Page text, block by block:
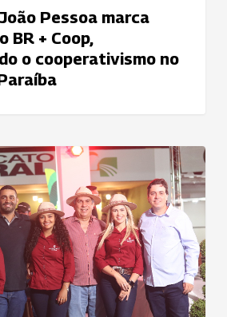
Pessoa marca
BR + Coop,
o cooperativismo no